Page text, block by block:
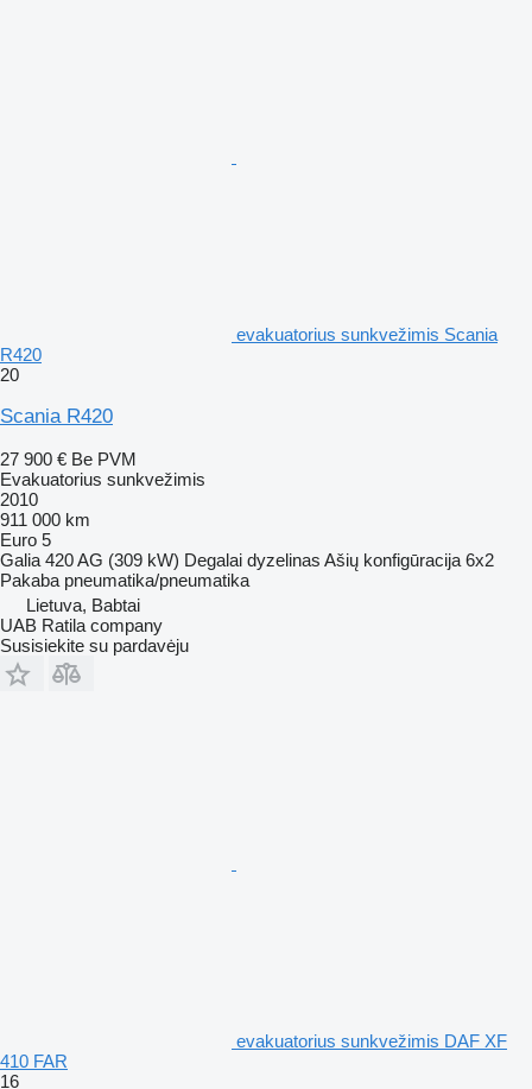
evakuatorius sunkvežimis Scania
R420
20
Scania R420
27 900 € Be PVM
Evakuatorius sunkvežimis
2010
911 000 km
Euro 5
Galia 420 AG (309 kW) Degalai dyzelinas Ašių konfigūracija 6x2
Pakaba pneumatika/pneumatika
Lietuva, Babtai
UAB Ratila company
Susisiekite su pardavėju
evakuatorius sunkvežimis DAF XF
410 FAR
16